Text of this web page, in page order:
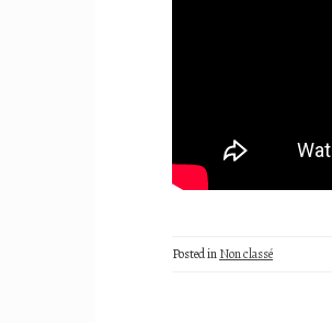
Posted inNon classé